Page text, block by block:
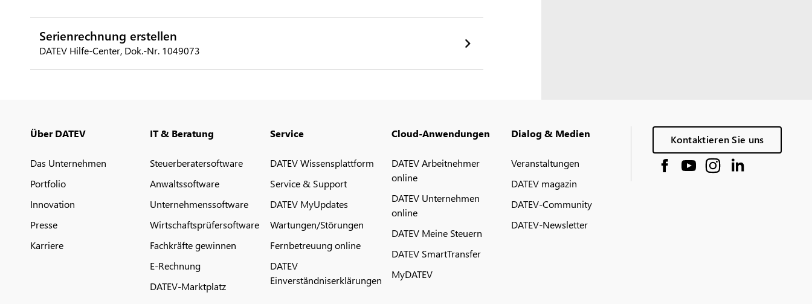
Serienrechnung erstellen
DATEV Hilfe-Center, Dok.-Nr. 1049073
Über DATEV
Das Unternehmen
Portfolio
Innovation
Presse
Karriere
IT & Beratung
Steuerberatersoftware
Anwaltssoftware
Unternehmenssoftware
Wirtschaftsprüfersoftware
Fachkräfte gewinnen
E-Rechnung
DATEV-Marktplatz
Service
DATEV Wissensplattform
Service & Support
DATEV MyUpdates
Wartungen/Störungen
Fernbetreuung online
DATEV
Einverständniserklärungen
Cloud-Anwendungen
DATEV Arbeitnehmer
online
DATEV Unternehmen
online
DATEV Meine Steuern
DATEV SmartTransfer
MyDATEV
Dialog & Medien
Veranstaltungen
DATEV magazin
DATEV-Community
DATEV-Newsletter
Kontaktieren Sie uns